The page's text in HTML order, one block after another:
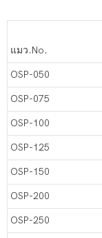
แมว.No.
OSP-050
OSP-075
OSP-100
OSP-125
OSP-150
OSP-200
OSP-250